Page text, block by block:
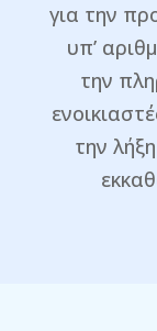
για την
υπ’
την
την